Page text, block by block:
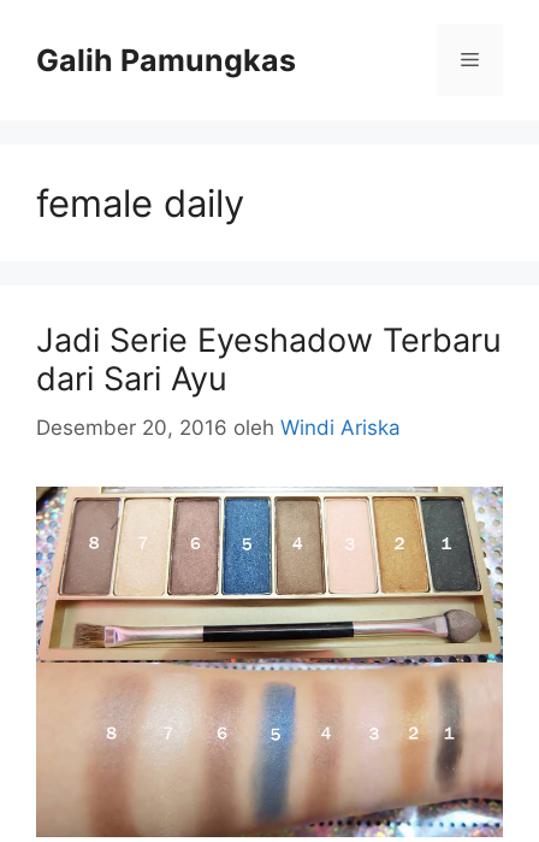
Galih Pamungkas Menu
female daily
Jadi Serie Eyeshadow Terbaru
dari Sari Ayu
Desember 20, 2016 oleh Windi Ariska